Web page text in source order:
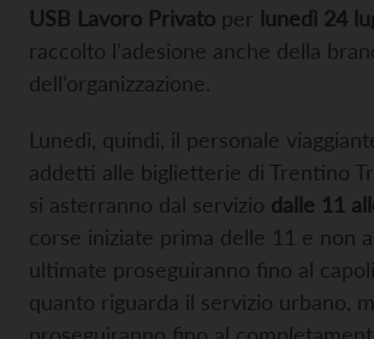
USB Lavoro Privato per lunedì 24
raccolto l’adesione anche della
dell’organizzazione.
Lunedì, quindi, il personale
addetti alle biglietterie di Trentino
si asterranno dal servizio dalle 11
corse iniziate prima delle 11 e non
ultimate proseguiranno fino al
quanto riguarda il servizio urbano,
proseguiranno fino al